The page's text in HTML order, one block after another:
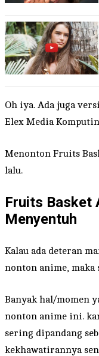
Oh iya. Ada juga
Elex Media
Menonton Fruits
lalu.
Fruits Basket
Menyentuh
Kalau ada deteran
nonton anime, maka
Banyak hal/momen
nonton anime ini.
sering dipandang
kekhawatirannya